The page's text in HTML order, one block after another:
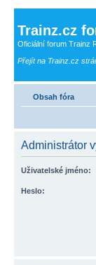
Trainz.cz
Oficiální forum Trainz
Přejít na Trainz.cz
Obsah fóra
Administrátor
Uživatelské jméno:
Heslo: